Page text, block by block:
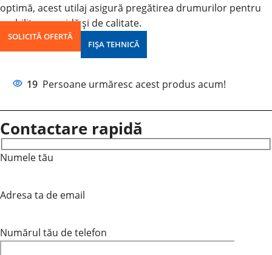
optimă, acest utilaj asigură pregătirea drumurilor pentru
reabilitare rapidă și de calitate.
SOLICITĂ OFERTĂ
FIȘA TEHNICĂ
19 Persoane urmăresc acest produs acum!
Contactare rapidă
Numele tău
Adresa ta de email
Numărul tău de telefon